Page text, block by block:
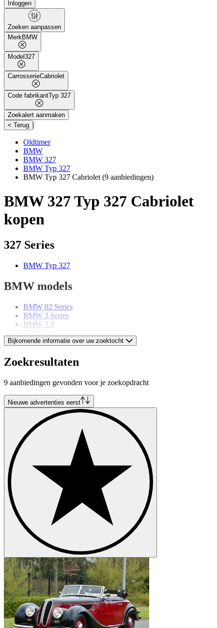
Inloggen
Zoeken aanpassen
MerkBMW
Model 327
CarrosserieCabriolet
Code fabrikantTyp 327
Zoekalert aanmaken
< Terug |
Oldtimer
BMW
BMW 327
BMW Typ 327
BMW Typ 327 Cabriolet (9 aanbiedingen)
BMW 327 Typ 327 Cabriolet
kopen
327 Series
BMW Typ 327
BMW models
BMW 02 Series
BMW 3 Series
BMW 3.0
BMW 5 Series
BMW 6 Series
BMW 8 Series
BMW Z3
BMW Z4
BMW Z8
Bijkomende informatie over uw zoektocht
Zoekresultaten
9 aanbiedingen gevonden voor je zoekopdracht
Nieuwe advertenties eerst